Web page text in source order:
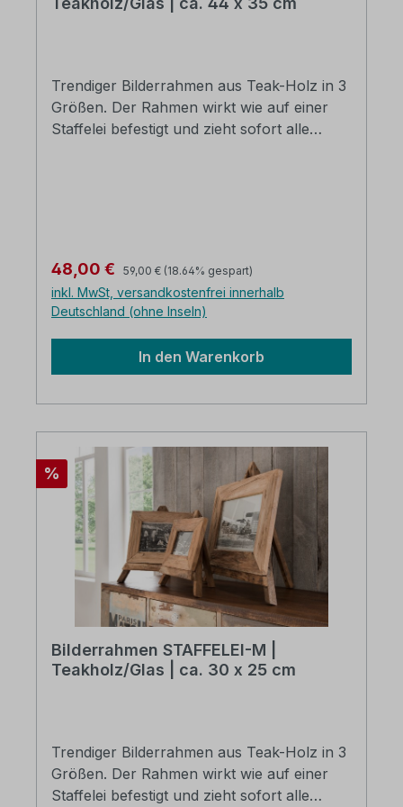
Trendiger Bilderrahmen aus Teak-Holz in 3
Größen. Der Rahmen wirkt wie auf einer
Staffelei befestigt und zieht sofort alle
Holz-Unikate B/H: ca. 44 x 35 cm
(Abbildung rechts ) Die Lieferung erfolgt
verpackt
Verkaufspreis:
48,00 € Regulärer Preis:
59,00 € (18.64% gespart)
inkl. MwSt, versandkostenfrei innerhalb
Deutschland (ohne Inseln)
In den Warenkorb
Rabatt
%
Bilderrahmen STAFFELEI-M |
Teakholz/Glas | ca. 30 x 25 cm
Trendiger Bilderrahmen aus Teak-Holz in 3
Größen. Der Rahmen wirkt wie auf einer
Staffelei befestigt und zieht sofort alle